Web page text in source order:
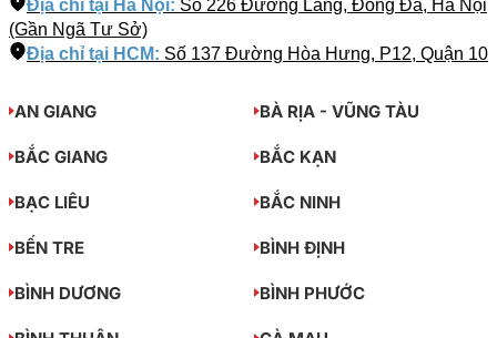
Địa chỉ tại Hà Nội: Số 226 Đường Láng, Đống Đa, Hà Nội
(Gần Ngã Tư Sở)
Địa chỉ tại HCM: Số 137 Đường Hòa Hưng, P12, Quận 10
AN GIANG BÀ RỊA - VŨNG TÀU
BẮC GIANG BẮC KẠN
BẠC LIÊU BẮC NINH
BẾN TRE BÌNH ĐỊNH
BÌNH DƯƠNG BÌNH PHƯỚC